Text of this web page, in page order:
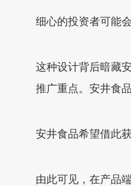
细心的投资者可能
这种设计背后暗藏
推广重点。安井食
安井食品希望借此
由此可见，在产品